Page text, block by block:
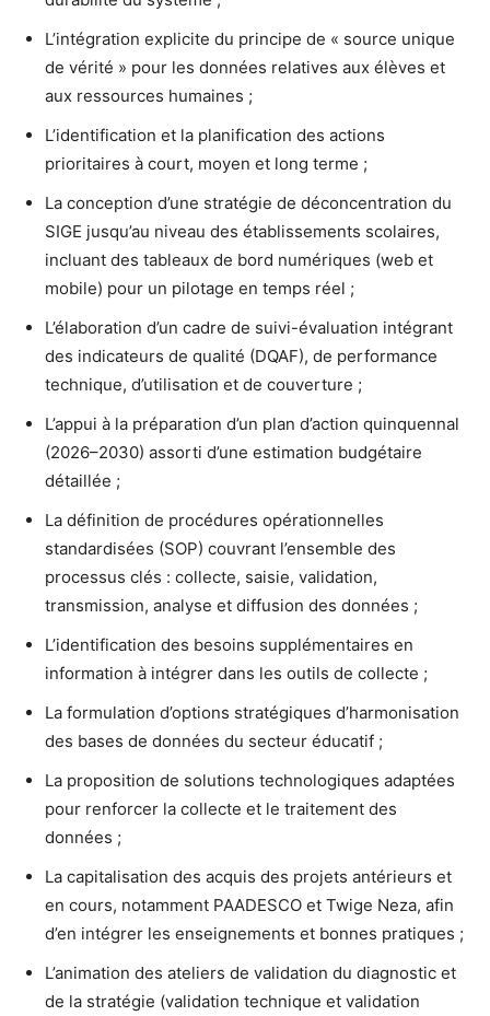
L’intégration explicite du principe de « source unique
de vérité » pour les données relatives aux élèves et
aux ressources humaines ;
L’identification et la planification des actions
prioritaires à court, moyen et long terme ;
La conception d’une stratégie de déconcentration du
SIGE jusqu’au niveau des établissements scolaires,
incluant des tableaux de bord numériques (web et
mobile) pour un pilotage en temps réel ;
L’élaboration d’un cadre de suivi-évaluation intégrant
des indicateurs de qualité (DQAF), de performance
technique, d’utilisation et de couverture ;
L’appui à la préparation d’un plan d’action quinquennal
(2026–2030) assorti d’une estimation budgétaire
détaillée ;
La définition de procédures opérationnelles
standardisées (SOP) couvrant l’ensemble des
processus clés : collecte, saisie, validation,
transmission, analyse et diffusion des données ;
L’identification des besoins supplémentaires en
information à intégrer dans les outils de collecte ;
La formulation d’options stratégiques d’harmonisation
des bases de données du secteur éducatif ;
La proposition de solutions technologiques adaptées
pour renforcer la collecte et le traitement des
données ;
La capitalisation des acquis des projets antérieurs et
en cours, notamment PAADESCO et Twige Neza, afin
d’en intégrer les enseignements et bonnes pratiques ;
L’animation des ateliers de validation du diagnostic et
de la stratégie (validation technique et validation